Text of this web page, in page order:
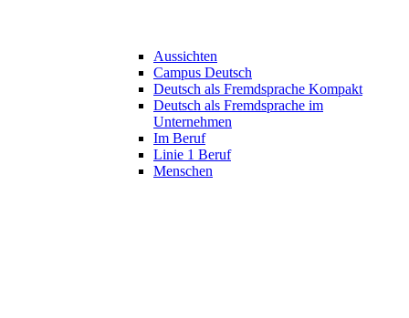
Aussichten
Campus Deutsch
Deutsch als Fremdsprache Kompakt
Deutsch als Fremdsprache im
Unternehmen
Im Beruf
Linie 1 Beruf
Menschen